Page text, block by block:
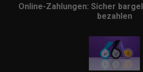
Online-Zahlungen: Sicher
bezahlen